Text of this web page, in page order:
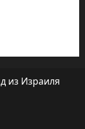
из Израиля